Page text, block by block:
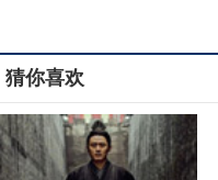
猜你喜欢